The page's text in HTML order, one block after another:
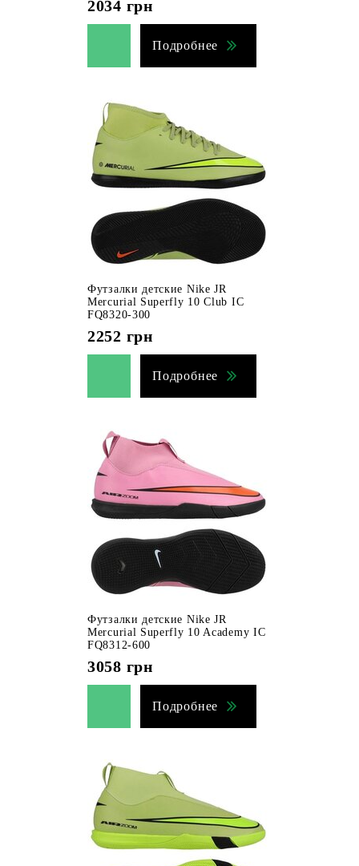
2034 грн
Подробнее
Футзалки детские Nike JR
Mercurial Superfly 10 Club IC
FQ8320-300
2252 грн
Подробнее
Футзалки детские Nike JR
Mercurial Superfly 10 Academy IC
FQ8312-600
3058 грн
Подробнее